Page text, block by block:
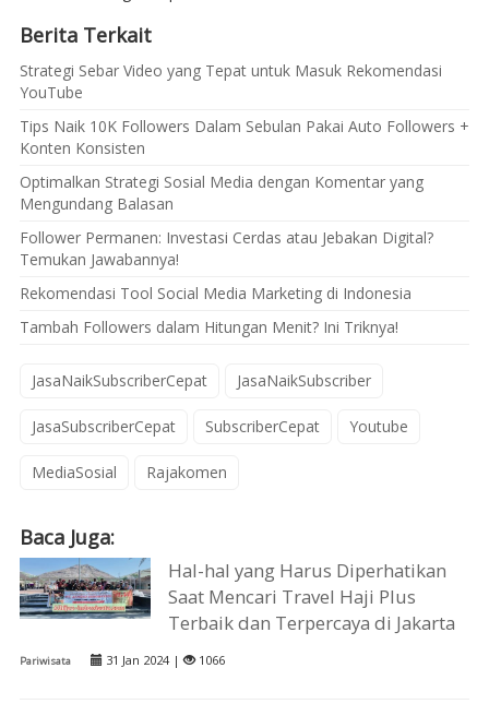
Berita Terkait
Strategi Sebar Video yang Tepat untuk Masuk Rekomendasi
YouTube
Tips Naik 10K Followers Dalam Sebulan Pakai Auto Followers +
Konten Konsisten
Optimalkan Strategi Sosial Media dengan Komentar yang
Mengundang Balasan
Follower Permanen: Investasi Cerdas atau Jebakan Digital?
Temukan Jawabannya!
Rekomendasi Tool Social Media Marketing di Indonesia
Tambah Followers dalam Hitungan Menit? Ini Triknya!
JasaNaikSubscriberCepat JasaNaikSubscriber
JasaSubscriberCepat SubscriberCepat Youtube
MediaSosial Rajakomen
Baca Juga:
Hal-hal yang Harus Diperhatikan
Saat Mencari Travel Haji Plus
Terbaik dan Terpercaya di Jakarta
Pariwisata 31 Jan 2024 | 1066